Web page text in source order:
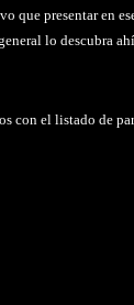
que presentar en
lo descubra
con el listado de